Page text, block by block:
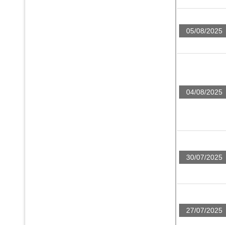
05/08/2025
04/08/2025
30/07/2025
27/07/2025